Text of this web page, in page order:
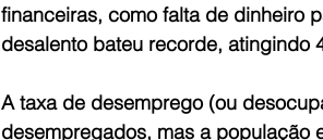
financeiras, como falta de dinheiro
desalento bateu recorde, atingindo
A taxa de desemprego (ou
desempregados, mas a população